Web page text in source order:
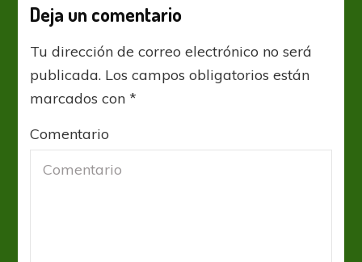
Deja un comentario
Tu dirección de correo electrónico no será
publicada. Los campos obligatorios están
marcados con*
Comentario